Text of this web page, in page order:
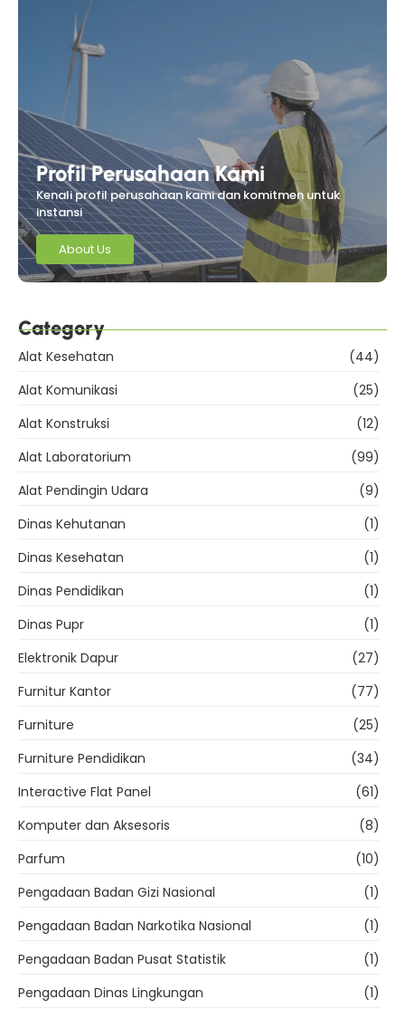
Profil Perusahaan Kami
Kenali profil perusahaan kami dan komitmen untuk
instansi
About Us
Category
Alat Kesehatan
(44)
Alat Komunikasi
(25)
Alat Konstruksi
(12)
Alat Laboratorium
(99)
Alat Pendingin Udara
(9)
Dinas Kehutanan
(1)
Dinas Kesehatan
(1)
Dinas Pendidikan
(1)
Dinas Pupr
(1)
Elektronik Dapur
(27)
Furnitur Kantor
(77)
Furniture
(25)
Furniture Pendidikan
(34)
Interactive Flat Panel
(61)
Komputer dan Aksesoris
(8)
Parfum
(10)
Pengadaan Badan Gizi Nasional
(1)
Pengadaan Badan Narkotika Nasional
(1)
Pengadaan Badan Pusat Statistik
(1)
Pengadaan Dinas Lingkungan
(1)